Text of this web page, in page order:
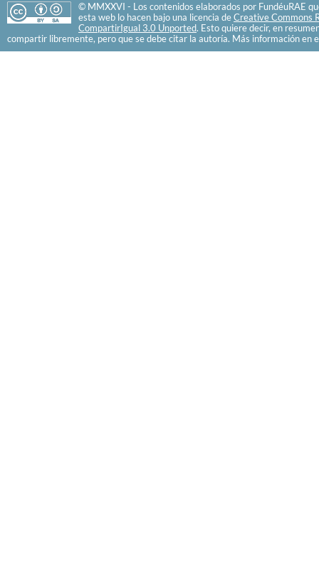
© MMXXVI - Los contenidos elaborados por FundéuRAE
esta web lo hacen bajo una licencia de Creative Commons
CompartirIgual 3.0 Unported. Esto quiere decir, en
compartir libremente, pero que se debe citar la autoría. Más información en